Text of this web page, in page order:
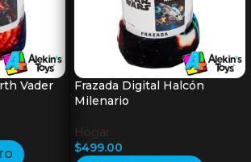
Vader
Frazada Digital Halcón
Milenario
Hogar
$499.00